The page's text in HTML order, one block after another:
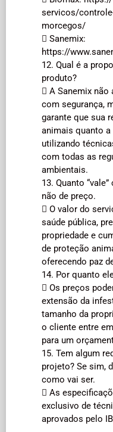
servicos/
morcegos/
 Sanemix:
https://
12. Qual é a
produto?
 A Sanemix não
com segurança,
garante que sua
animais quanto a
utilizando
com todas as
ambientais.
13. Quanto
não de preço.
 O valor do
saúde pública,
propriedade e
de proteção
oferecendo paz
14. Por quanto
 Os preços
extensão da
tamanho da
o cliente entre
para um
15. Tem algum
projeto? Se sim,
como vai ser.
 As
exclusivo de
aprovados pelo